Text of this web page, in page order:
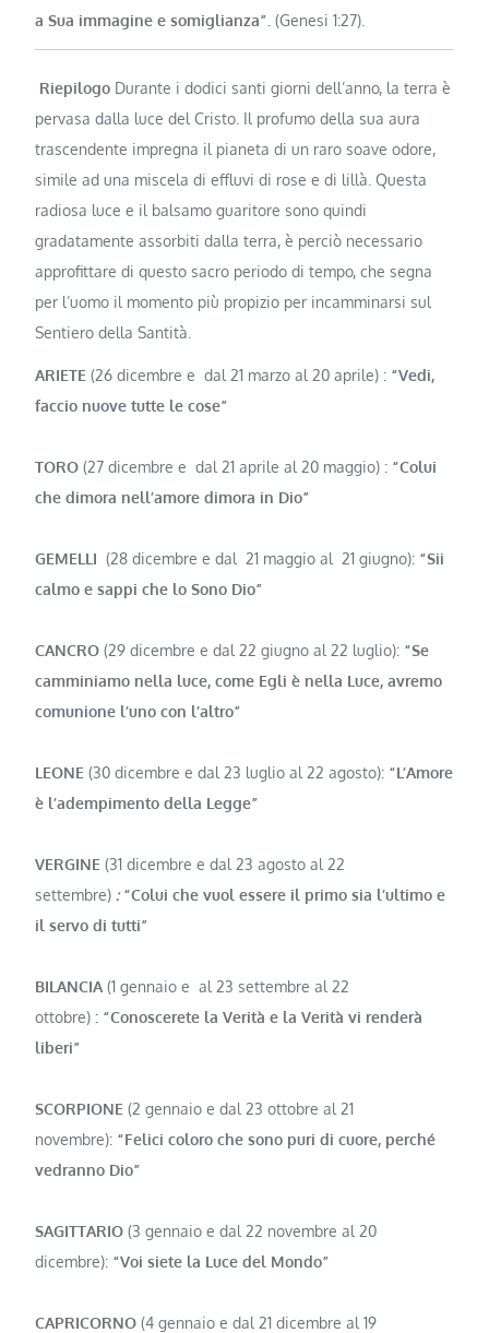
a Sua immagine e somiglianza”. (Genesi 1:27).
Riepilogo Durante i dodici santi giorni dell’anno, la terra è
pervasa dalla luce del Cristo. Il profu­mo della sua aura
trascendente impre­gna il pianeta di un raro soave odore,
simile ad una miscela di effluvi di ro­se e di lillà. Questa
radiosa luce e il balsamo guaritore sono quindi
gradatamente assorbiti dalla terra, è perciò necessario
approfittare di questo sacro periodo di tempo, che segna
per l’uomo il momento più propizio per incamminarsi sul
Sentiero della Santità.
ARIETE(26 dicembre e dal 21 mar­zo al 20 aprile) : “Vedi,
faccio nuove tutte le cose”
TORO(27 dicembre e dal 21 aprile al 20 maggio) : “Colui
che dimora nell’amore dimora in Dio”
GEMELLI(28 dicembre e dal 21 maggio al 21 giugno): “Sii
calmo e sap­pi che lo Sono Dio”
CANCRO(29 dicembre e dal 22 giugno al 22 luglio): “Se
camminiamo nella luce, come Egli è nella Luce, avremo
comunione l’uno con l’altro”
LEONE(30 dicembre e dal 23 luglio al 22 agosto): “L’Amore
è l’adem­pimento della Legge”
VERGINE(31 dicembre e dal 23 agosto al 22
settembre) :“Colui che vuol essere il primo sia l’ultimo e
il servo di tutti”
BILANCIA(1 gennaio e al 23 settembre al 22
ottobre): “Conoscerete la Verità e la Verità vi renderà
liberi”
SCORPIONE(2 gennaio e dal 23 otto­bre al 21
novembre): “Felici coloro che sono puri di cuore, perché
vedranno Dio”
SAGITTARIO(3 gennaio e dal 22 novembre al 20
dicembre): “Voi siete la Luce del Mondo”
CAPRICORNO(4 gennaio e dal 21 dicem­bre al 19